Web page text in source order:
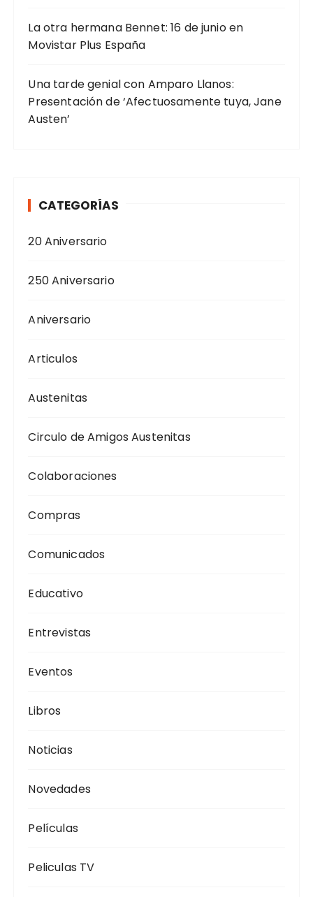
La otra hermana Bennet: 16 de junio en
Movistar Plus España
Una tarde genial con Amparo Llanos:
Presentación de ‘Afectuosamente tuya, Jane
Austen’
CATEGORÍAS
20 Aniversario
250 Aniversario
Aniversario
Articulos
Austenitas
Circulo de Amigos Austenitas
Colaboraciones
Compras
Comunicados
Educativo
Entrevistas
Eventos
Libros
Noticias
Novedades
Películas
Peliculas TV